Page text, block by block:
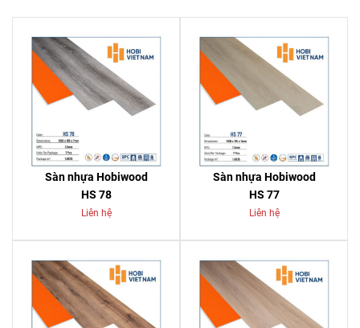
Sàn nhựa Hobiwood
HS 78
Liên hệ
Sàn nhựa Hobiwood
HS 77
Liên hệ